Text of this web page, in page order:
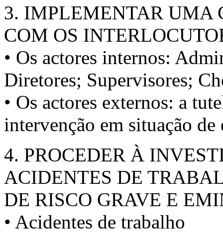
3. IMPLEMENTAR UMA
COM OS
• Os actores internos:
Diretores; Supervisores;
• Os actores externos: a
intervenção em situação de
4. PROCEDER À
ACIDENTES DE
DE RISCO GRAVE E
• Acidentes de trabalho